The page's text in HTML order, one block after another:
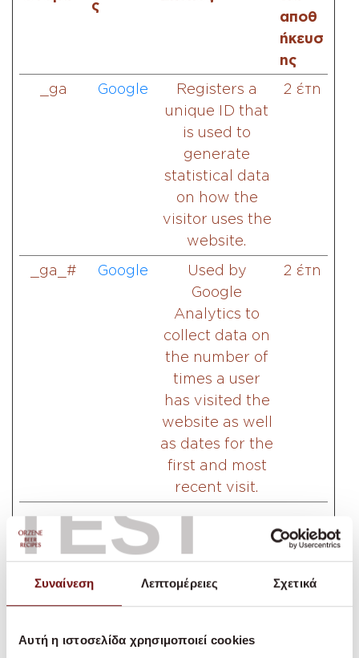
TEST
Συναίνεση Λεπτομέρειες Σχετικά
Αυτή η ιστοσελίδα χρησιμοποιεί cookies
ς
αποθ
ήκευσ
ης
_ga Google
Registers a
unique ID that
is used to
generate
statistical data
on how the
visitor uses the
website.
2 έτη
_ga_# Google
Used by
Google
Analytics to
collect data on
the number of
times a user
has visited the
website as well
as dates for the
first and most
recent visit.
2 έτη
Εμπορικής προώθησης (6)
Τα cookies Εμπορικής Προώθησης
χρησιμοποιούνται για την παρακολούθηση
πρόθεση είναι να εμφανίσουμε